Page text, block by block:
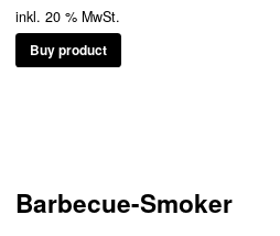
inkl. 20 % MwSt.
Buy product
Barbecue-Smoker